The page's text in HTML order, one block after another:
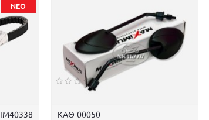
ΝΈΟ
ΙΜ40338 ΚΑΘ-00050